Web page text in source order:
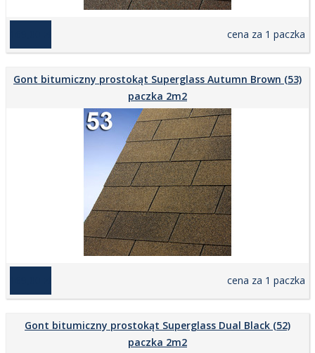
cena za 1 paczka
Gont bitumiczny prostokąt Superglass Autumn Brown (53)
paczka 2m2
cena za 1 paczka
Gont bitumiczny prostokąt Superglass Dual Black (52)
paczka 2m2